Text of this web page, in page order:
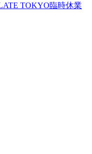
TOKYO臨時休業